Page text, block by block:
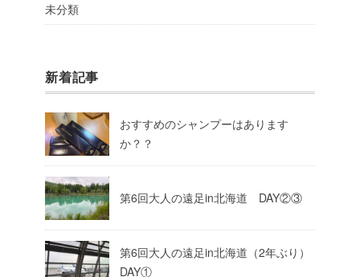
未分類
新着記事
おすすめのシャンプーはあります
か？？
第6回大人の遠足in北海道 DAY②③
第6回大人の遠足in北海道（2年ぶり）
DAY①